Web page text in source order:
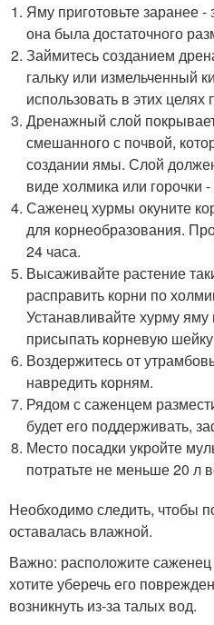
Яму приготовьте заранее
она была достаточного
Займитесь созданием
гальку или измельченный
использовать в этих целях
Дренажный слой
смешанного с почвой,
создании ямы. Слой
виде холмика или горочки
Саженец хурмы окуните
для корнеобразования.
24 часа.
Высаживайте растение
расправить корни по
Устанавливайте хурму яму
присыпать корневую
Воздержитесь от
навредить корням.
Рядом с саженцем
будет его поддерживать,
Место посадки укройте
потратьте не меньше 20 л
Необходимо следить, чтобы
оставалась влажной.
Важно: расположите
хотите уберечь его
возникнуть из-за талых вод.